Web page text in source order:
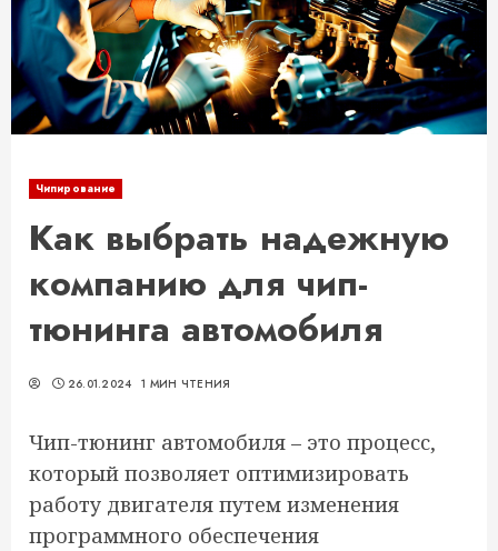
Чипирование
Как выбрать надежную
компанию для чип-
тюнинга автомобиля
26.01.2024 1 МИН ЧТЕНИЯ
Чип-тюнинг автомобиля – это процесс,
который позволяет оптимизировать
работу двигателя путем изменения
программного обеспечения